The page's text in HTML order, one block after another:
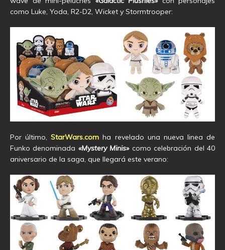
como Luke, Yoda, R2-D2, Wicket y Stormtrooper:
Por último, StarWars.com ha revelado una nueva linea de
Funko denominada «Mystery Minis»como celebración del 40
aniversario de la saga, que llegará este verano: